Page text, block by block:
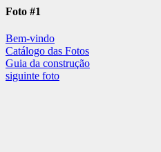
Foto #1
Bem-vindo
Catálogo das Fotos
Guia da construção
siguinte foto